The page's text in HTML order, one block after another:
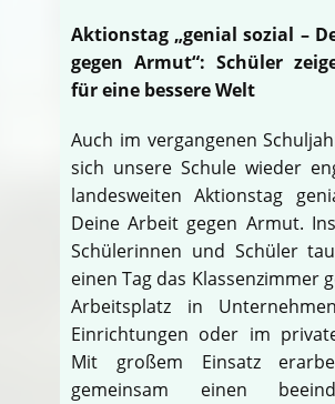
Aktionstag „genial sozial –
gegen Armut“: Schüler
für eine bessere Welt
Auch im vergangenen
sich unsere Schule wieder
landesweiten Aktionstag
Deine Arbeit gegen Armut.
Schülerinnen und Schüler
einen Tag das Klassenzimmer
Arbeitsplatz in
Einrichtungen oder im
Mit großem Einsatz
gemeinsam einen